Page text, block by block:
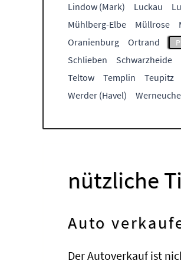
Lindow (Mark)
Luckau
Mühlberg-Elbe
Müllrose
Oranienburg
Ortrand P
Schlieben Schwarzheide
Teltow Templin Teupitz
Werder (Havel)
nützliche
Auto
Der Autoverkauf ist